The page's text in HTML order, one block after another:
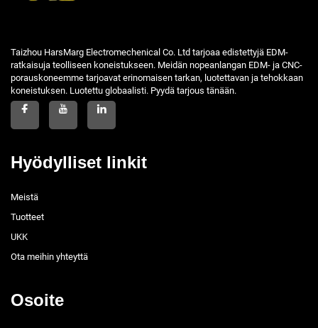
Taizhou HarsMarg Electromechenical Co. Ltd tarjoaa edistettyjä EDM-
ratkaisuja teolliseen koneistukseen. Meidän nopeanlangan EDM- ja CNC-
porauskoneemme tarjoavat erinomaisen tarkan, luotettavan ja tehokkaan
koneistuksen. Luotettu globaalisti. Pyydä tarjous tänään.
Hyödylliset linkit
Meistä
Tuotteet
UKK
Ota meihin yhteyttä
Osoite